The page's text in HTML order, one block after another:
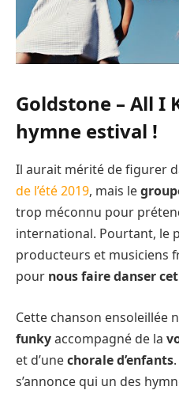
Goldstone – All I
hymne estival !
Il aurait mérité de figurer
de l’été 2019, mais le
trop méconnu pour
international. Pourtant, le
producteurs et musiciens
pour nous faire danser
Cette chanson ensoleillée
funkyaccompagné de la
et d’unechorale d’enfants
s’annonce qui un des